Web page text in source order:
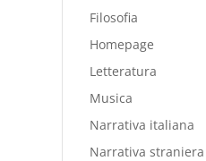
Filosofia
Homepage
Letteratura
Musica
Narrativa italiana
Narrativa straniera